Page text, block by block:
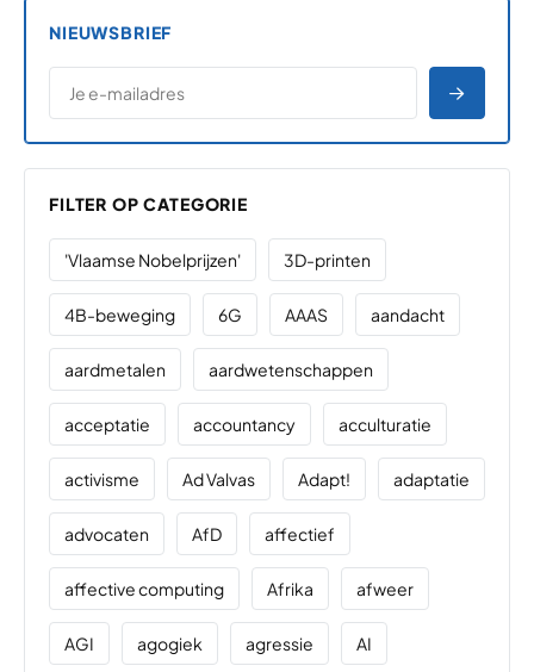
NIEUWSBRIEF
E-MAILADRES
*
FILTER OP CATEGORIE
'Vlaamse Nobelprijzen' 3D-printen
4B-beweging 6G AAAS aandacht
aardmetalen aardwetenschappen
acceptatie accountancy acculturatie
activisme Ad Valvas Adapt! adaptatie
advocaten AfD affectief
affective computing Afrika afweer
AGI agogiek agressie AI